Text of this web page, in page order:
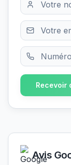
Recevoir
Avis